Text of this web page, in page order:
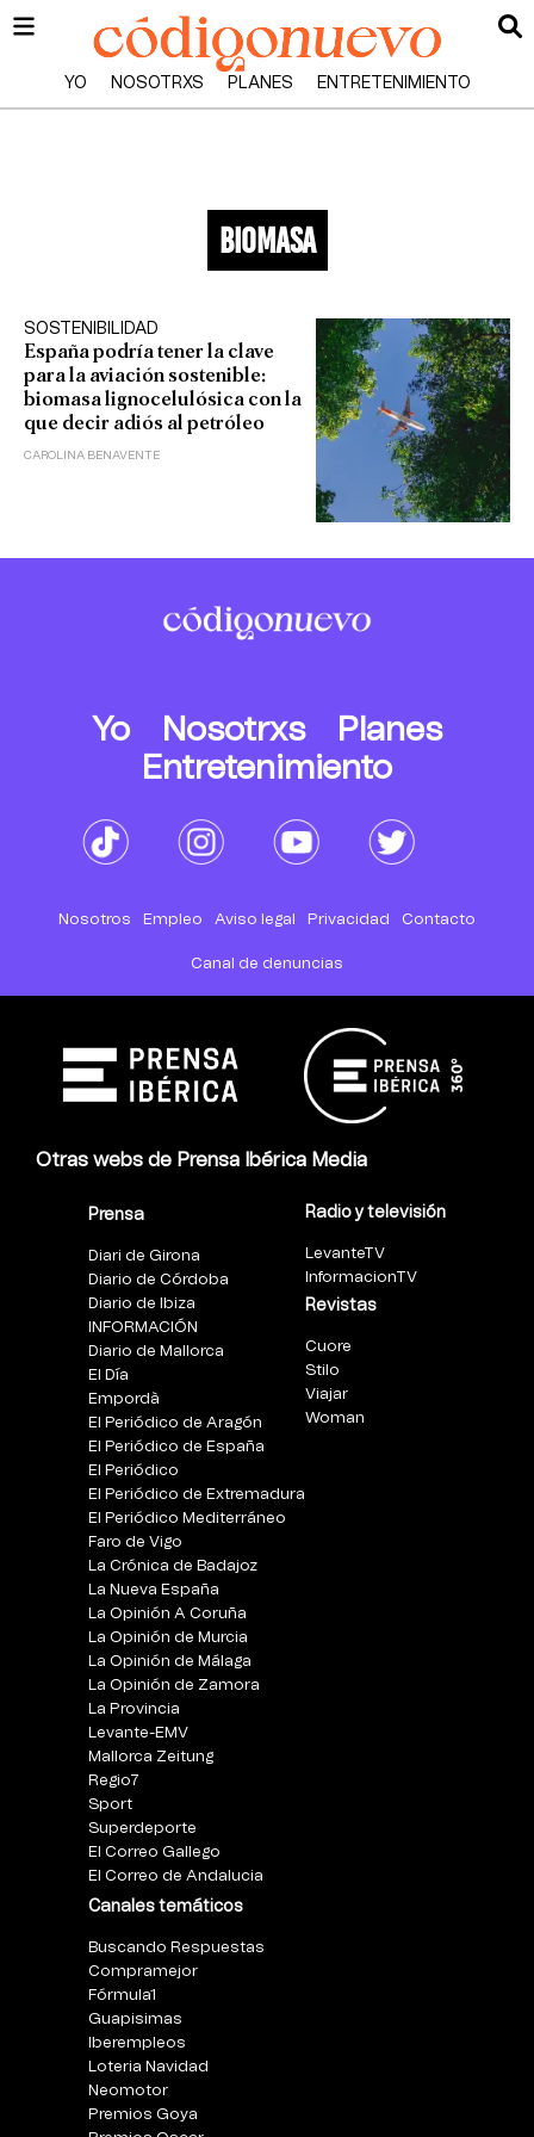
YO NOSOTRXS PLANES ENTRETENIMIENTO
biomasa
SOSTENIBILIDAD
España podría tener la clave
para la aviación sostenible:
biomasa lignocelulósica con la
que decir adiós al petróleo
CAROLINA BENAVENTE
Yo Nosotrxs
Planes
Entretenimiento
Nosotros Empleo Aviso legal Privacidad Contacto
Canal de denuncias
Otras webs de Prensa Ibérica Media
Prensa
Diari de Girona
Diario de Córdoba
Diario de Ibiza
INFORMACIÓN
Diario de Mallorca
El Día
Empordà
El Periódico de Aragón
El Periódico de España
El Periódico
El Periódico de Extremadura
El Periódico Mediterráneo
Faro de Vigo
La Crónica de Badajoz
La Nueva España
La Opinión A Coruña
La Opinión de Murcia
La Opinión de Málaga
La Opinión de Zamora
La Provincia
Levante-EMV
Mallorca Zeitung
Regio7
Sport
Superdeporte
El Correo Gallego
El Correo de Andalucia
Canales temáticos
Buscando Respuestas
Compramejor
Fórmula1
Guapisimas
Iberempleos
Loteria Navidad
Neomotor
Premios Goya
Radio y televisión
LevanteTV
InformacionTV
Revistas
Cuore
Stilo
Viajar
Woman